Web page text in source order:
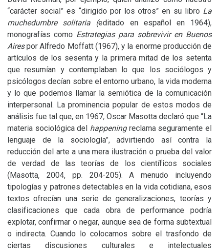
“carácter social” es “dirigido por los otros” en su libro La
muchedumbre solitaria (editado en español en 1964),
monografías como Estrategias para sobrevivir en Buenos
Airespor Alfredo Moffatt (1967), y la enorme producción de
artículos de los sesenta y la primera mitad de los setenta
que resumían y contemplaban lo que los sociólogos y
psicólogos decían sobre el entorno urbano, la vida moderna
y lo que podemos llamar la semiótica de la comunicación
interpersonal. La prominencia popular de estos modos de
análisis fue tal que, en 1967, Oscar Masotta declaró que “La
materia sociológica del happeningreclama seguramente el
lenguaje de la sociología”, advirtiendo así contra la
reducción del arte a una mera ilustración o prueba del valor
de verdad de las teorías de los científicos sociales
(Masotta, 2004, pp. 204-205). A menudo incluyendo
tipologías y patrones detectables en la vida cotidiana, esos
textos ofrecían una serie de generalizaciones, teorías y
clasificaciones que cada obra de performance podría
explotar, confirmar o negar, aunque sea de forma subtextual
o indirecta. Cuando lo colocamos sobre el trasfondo de
ciertas discusiones culturales e intelectuales